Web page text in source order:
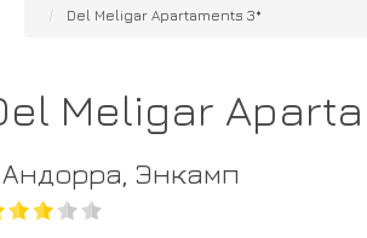
Del Meligar Apartaments 3*
Meligar
Андорра, Энкамп